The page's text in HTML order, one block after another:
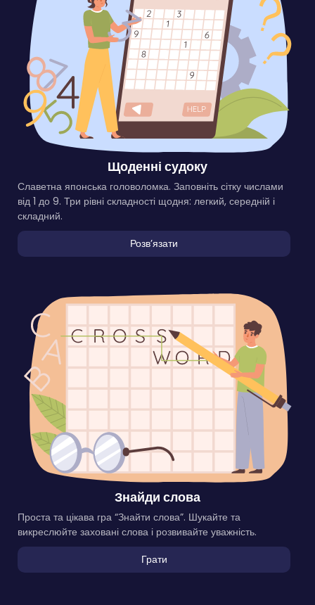
Щоденні судоку
Славетна японська головоломка. Заповніть сітку числами
від 1 до 9. Три рівні складності щодня: легкий, середній і
складний.
Розвʼязати
Знайди слова
Проста та цікава гра “Знайти слова”. Шукайте та
викреслюйте заховані слова і розвивайте уважність.
Грати